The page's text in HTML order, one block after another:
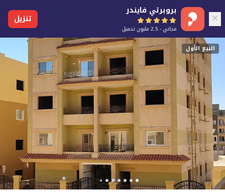
بروبرتي فايندر
مجاني - 2.5 مليون تحميل
تنزيل
البيع الأول